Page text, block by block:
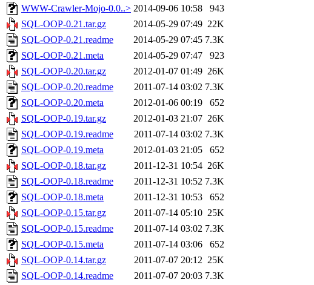
WWW-Crawler-Mojo-0.0..> 2014-09-06 10:58
943
SQL-OOP-0.21.tar.gz
2014-05-29 07:49 22K
SQL-OOP-0.21.readme
2014-05-29 07:45 7.3K
SQL-OOP-0.21.meta
2014-05-29 07:47
923
SQL-OOP-0.20.tar.gz
2012-01-07 01:49 26K
SQL-OOP-0.20.readme
2011-07-14 03:02 7.3K
SQL-OOP-0.20.meta
2012-01-06 00:19
652
SQL-OOP-0.19.tar.gz
2012-01-03 21:07 26K
SQL-OOP-0.19.readme
2011-07-14 03:02 7.3K
SQL-OOP-0.19.meta
2012-01-03 21:05
652
SQL-OOP-0.18.tar.gz
2011-12-31 10:54 26K
SQL-OOP-0.18.readme
2011-12-31 10:52 7.3K
SQL-OOP-0.18.meta
2011-12-31 10:53
652
SQL-OOP-0.15.tar.gz
2011-07-14 05:10 25K
SQL-OOP-0.15.readme
2011-07-14 03:02 7.3K
SQL-OOP-0.15.meta
2011-07-14 03:06
652
SQL-OOP-0.14.tar.gz
2011-07-07 20:12 25K
SQL-OOP-0.14.readme
2011-07-07 20:03 7.3K